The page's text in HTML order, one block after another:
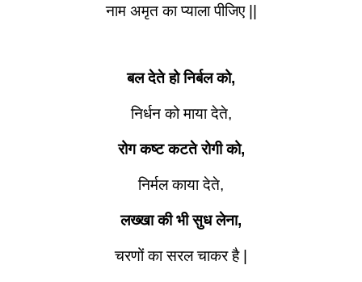
नाम अमृत का प्याला पीजिए ||
बल देते हो निर्बल को,
निर्धन को माया देते,
रोग कष्ट कटते रोगी को,
निर्मल काया देते,
लख्खा की भी सुध लेना,
चरणों का सरल चाकर है |